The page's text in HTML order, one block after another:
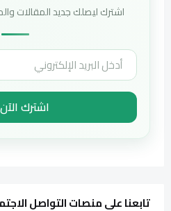
اشترك ليصلك جديد المقالات
اشترك الآن
تابعنا على منصات التواصل